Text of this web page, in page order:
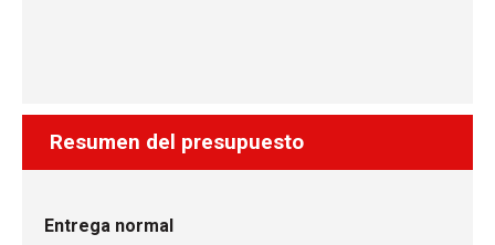
Resumen del presupuesto
Entrega normal